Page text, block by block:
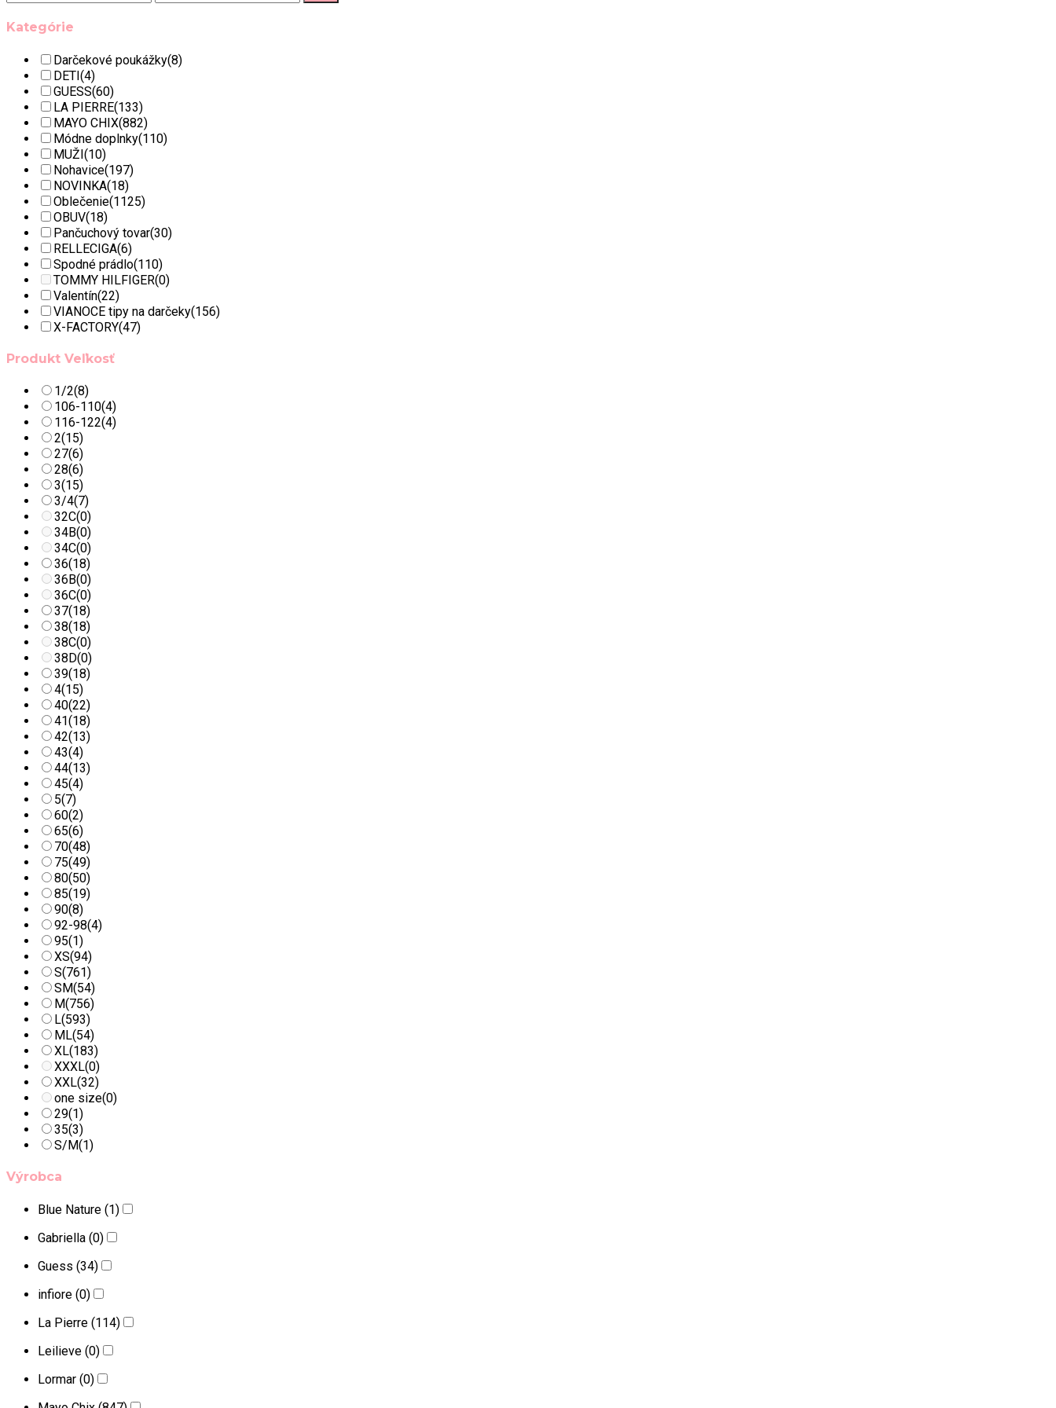
Kategórie
Darčekové poukážky(8)
DETI(4)
GUESS(60)
LA PIERRE(133)
MAYO CHIX(882)
Módne doplnky(110)
MUŽI(10)
Nohavice(197)
NOVINKA(18)
Oblečenie(1125)
OBUV(18)
Pančuchový tovar(30)
RELLECIGA(6)
Spodné prádlo(110)
TOMMY HILFIGER(0)
Valentín(22)
VIANOCE tipy na darčeky(156)
X-FACTORY(47)
Produkt Veľkosť
1/2(8)
106-110(4)
116-122(4)
2(15)
27(6)
28(6)
3(15)
3/4(7)
32C(0)
34B(0)
34C(0)
36(18)
36B(0)
36C(0)
37(18)
38(18)
38C(0)
38D(0)
39(18)
4(15)
40(22)
41(18)
42(13)
43(4)
44(13)
45(4)
5(7)
60(2)
65(6)
70(48)
75(49)
80(50)
85(19)
90(8)
92-98(4)
95(1)
XS(94)
S(761)
SM(54)
M(756)
L(593)
ML(54)
XL(183)
XXXL(0)
XXL(32)
one size(0)
29(1)
35(3)
S/M(1)
Výrobca
Blue Nature (1)
Gabriella (0)
Guess (34)
infiore (0)
La Pierre (114)
Leilieve (0)
Lormar (0)